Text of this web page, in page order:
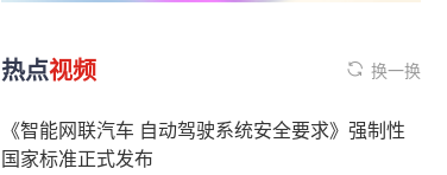
热点视频 换一换
《智能网联汽车 自动驾驶系统安全要求》强制性
国家标准正式发布